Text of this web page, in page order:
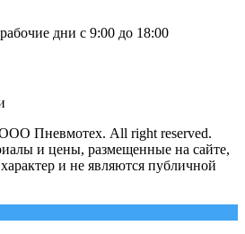
дни с 9:00 до 18:00
Пневмотех. All right reserved.
и цены, размещенные на сайте,
и не являются публичной